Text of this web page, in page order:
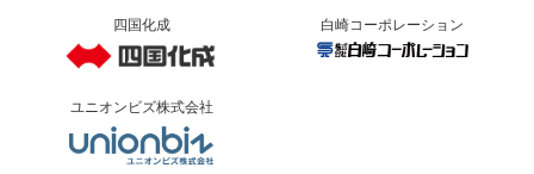
四国化成 白崎コーポレーション
ユニオンビズ株式会社